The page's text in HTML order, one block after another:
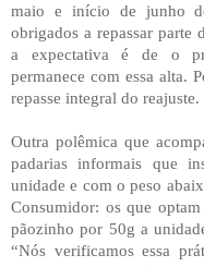
maio e início de junho
obrigados a repassar parte
a expectativa é de o
permanece com essa alta.
repasse integral do reajuste.
Outra polêmica que
padarias informais que
unidade e com o peso
Consumidor: os que
pãozinho por 50g a
“Nós verificamos essa